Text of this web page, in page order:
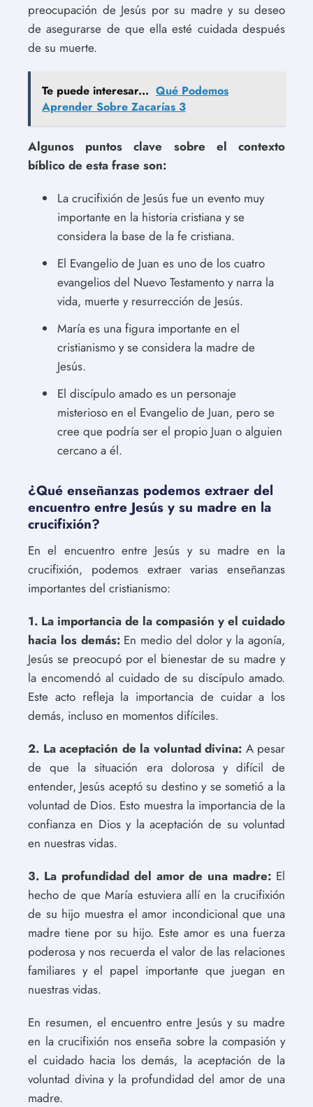
preocupación de Jesús por su madre y su deseo
de asegurarse de que ella esté cuidada después
de su muerte.
Te puede interesar... Qué Podemos
Aprender Sobre Zacarías 3
Algunos puntos clave sobre el contexto
bíblico de esta frase son:
La crucifixión de Jesús fue un evento muy
importante en la historia cristiana y se
considera la base de la fe cristiana.
El Evangelio de Juan es uno de los cuatro
evangelios del Nuevo Testamento y narra la
vida, muerte y resurrección de Jesús.
María es una figura importante en el
cristianismo y se considera la madre de
Jesús.
El discípulo amado es un personaje
misterioso en el Evangelio de Juan, pero se
cree que podría ser el propio Juan o alguien
cercano a él.
¿Qué enseñanzas podemos extraer del
encuentro entre Jesús y su madre en la
crucifixión?
En el encuentro entre Jesús y su madre en la
crucifixión, podemos extraer varias enseñanzas
importantes del cristianismo:
1. La importancia de la compasión y el cuidado
hacia los demás:En medio del dolor y la agonía,
Jesús se preocupó por el bienestar de su madre y
la encomendó al cuidado de su discípulo amado.
Este acto refleja la importancia de cuidar a los
demás, incluso en momentos difíciles.
2. La aceptación de la voluntad divina: A pesar
de que la situación era dolorosa y difícil de
entender, Jesús aceptó su destino y se sometió a la
voluntad de Dios. Esto muestra la importancia de la
confianza en Dios y la aceptación de su voluntad
en nuestras vidas.
3. La profundidad del amor de una madre: El
hecho de que María estuviera allí en la crucifixión
de su hijo muestra el amor incondicional que una
madre tiene por su hijo. Este amor es una fuerza
poderosa y nos recuerda el valor de las relaciones
familiares y el papel importante que juegan en
nuestras vidas.
En resumen, el encuentro entre Jesús y su madre
en la crucifixión nos enseña sobre la compasión y
el cuidado hacia los demás, la aceptación de la
voluntad divina y la profundidad del amor de una
madre.